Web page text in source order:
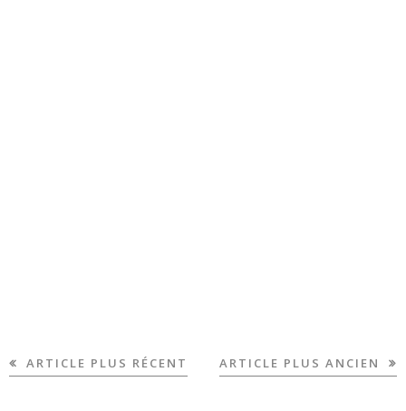
ARTICLE PLUS RÉCENT ARTICLE PLUS ANCIEN